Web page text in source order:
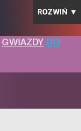
ROZWIŃ ▼
GWIAZDY DO